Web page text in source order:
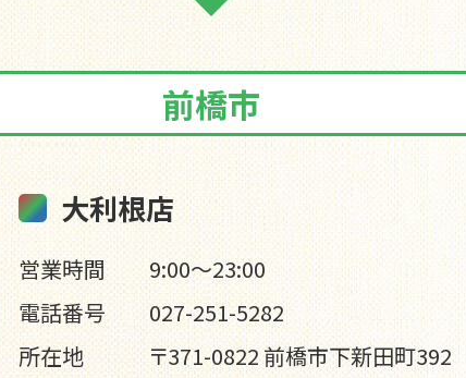
前橋市
大利根店
営業時間
9:00～23:00
電話番号
027-251-5282
所在地
〒371-0822 前橋市下新田町392